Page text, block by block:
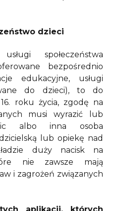
dzieci
społeczeństwa
bezpośrednio
edukacyjne, usługi
do dzieci), to do
roku życia, zgodę na
musi wyrazić lub
albo inna osoba
lub opiekę nad
duży nacisk na
nie zawsze mają
i zagrożeń związanych
aplikacji, których